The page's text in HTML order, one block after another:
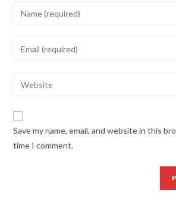
to
address
comment
website
URL
Save my name, email, and website in this
time I comment.